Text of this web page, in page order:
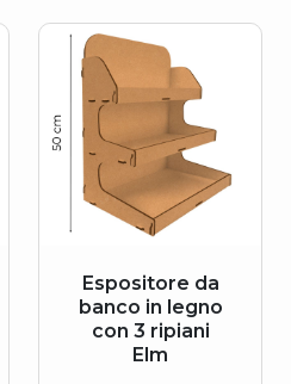
Espositore da
banco in legno
con 3 ripiani
Elm